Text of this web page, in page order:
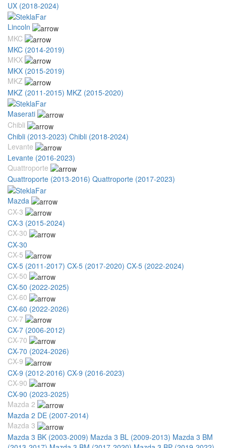
UX (2018-2024)
Lincoln
MKC
MKC (2014-2019)
MKX
MKX (2015-2019)
MKZ
MKZ (2011-2015) MKZ (2015-2020)
Maserati
Chibli
Chibli (2013-2023) Chibli (2018-2024)
Levante
Levante (2016-2023)
Quattroporte
Quattroporte (2013-2016) Quattroporte (2017-2023)
Mazda
CX-3
CX-3 (2015-2024)
CX-30
CX-30
CX-5
CX-5 (2011-2017) CX-5 (2017-2020) CX-5 (2022-2024)
CX-50
CX-50 (2022-2025)
CX-60
CX-60 (2022-2026)
CX-7
CX-7 (2006-2012)
CX-70
CX-70 (2024-2026)
CX-9
CX-9 (2012-2016) CX-9 (2016-2023)
CX-90
CX-90 (2023-2025)
Mazda 2
Mazda 2 DE (2007-2014)
Mazda 3
Mazda 3 BK (2003-2009) Mazda 3 BL (2009-2013) Mazda 3 BM